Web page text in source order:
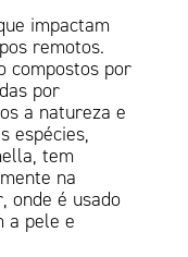
impactam
remotos.
compostos por
por
a natureza e
espécies,
tem
na
onde é usado
a pele e